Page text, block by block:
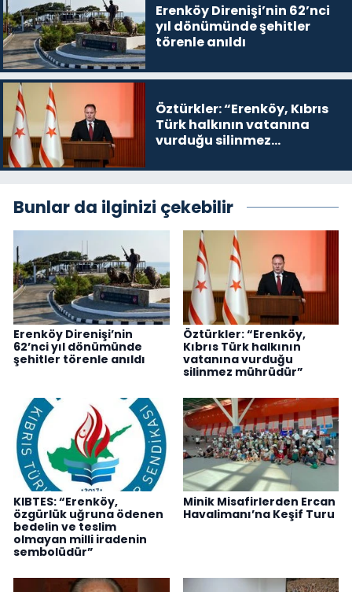
Erenköy Direnişi’nin 62’nci
yıl dönümünde şehitler
törenle anıldı
Öztürkler: “Erenköy, Kıbrıs
Türk halkının vatanına
vurduğu silinmez
Bunlar da ilginizi çekebilir
Erenköy Direnişi’nin
62’nci yıl dönümünde
şehitler törenle anıldı
Öztürkler: “Erenköy,
Kıbrıs Türk halkının
vatanına vurduğu
silinmez mührüdür”
KIBTES: “Erenköy,
özgürlük uğruna ödenen
bedelin ve teslim
olmayan milli iradenin
sembolüdür”
Minik Misafirlerden Ercan
Havalimanı’na Keşif Turu